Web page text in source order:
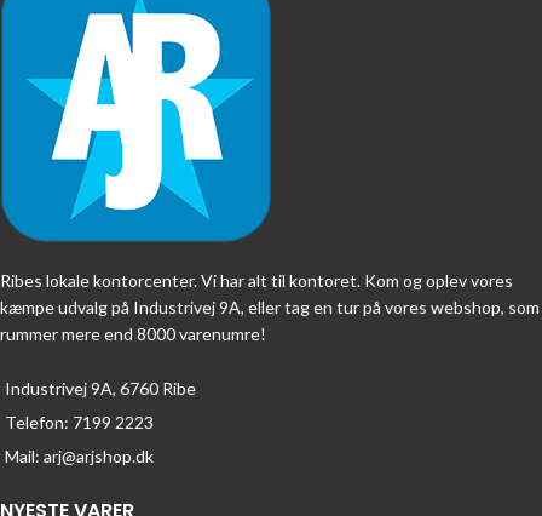
Ribes lokale kontorcenter. Vi har alt til kontoret. Kom og oplev vores
kæmpe udvalg på Industrivej 9A, eller tag en tur på vores webshop, som
rummer mere end 8000 varenumre!
Industrivej 9A, 6760 Ribe
Telefon: 7199 2223
Mail: arj@arjshop.dk
NYESTE VARER